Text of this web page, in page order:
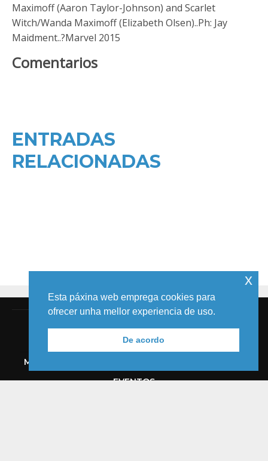
Maximoff (Aaron Taylor-Johnson) and Scarlet
Witch/Wanda Maximoff (Elizabeth Olsen)..Ph: Jay
Maidment..?Marvel 2015
Comentarios
ENTRADAS
RELACIONADAS
MELIDE
EVENTOS
Esta páxina web emprega cookies para
ofrecer unha mellor experiencia de uso.
De acordo
x